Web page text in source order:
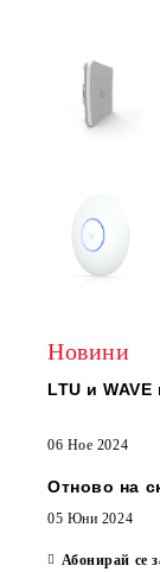
Новини
LTU и
06 Ное 2024
Отново на
05 Юни 2024
Абонирай се